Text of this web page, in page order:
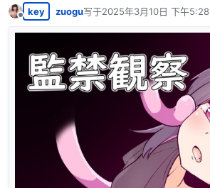
离线
key zuogu写于2025年3月10日 下午5:28
最后由 编辑